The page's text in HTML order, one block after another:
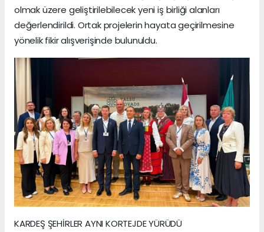
olmak üzere geliştirilebilecek yeni iş birliği alanları
değerlendirildi. Ortak projelerin hayata geçirilmesine
yönelik fikir alışverişinde bulunuldu.
KARDEŞ ŞEHİRLER AYNI KORTEJDE YÜRÜDÜ